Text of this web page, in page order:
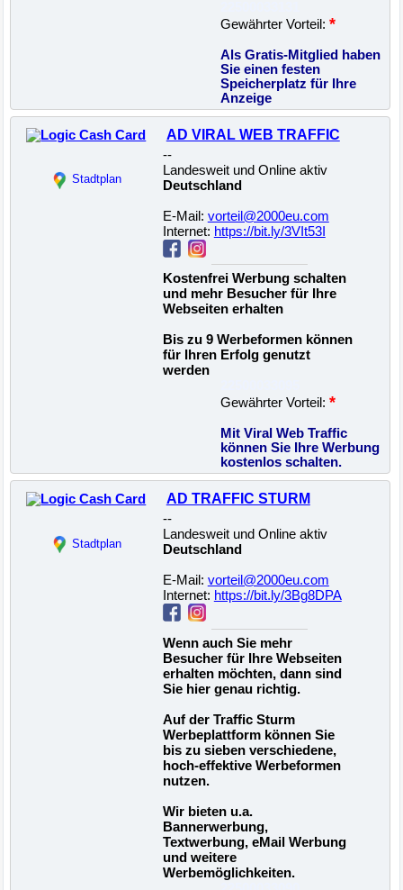
Gewährter Vorteil: *
Als Gratis-Mitglied haben
Sie einen festen
Speicherplatz für Ihre
Anzeige
Stadtplan
AD VIRAL WEB TRAFFIC
--
Landesweit und Online aktiv
Deutschland
E-Mail: vorteil@2000eu.com
Internet: https://bit.ly/3VIt53I
Kostenfrei Werbung schalten
und mehr Besucher für Ihre
Webseiten erhalten
Bis zu 9 Werbeformen können
für Ihren Erfolg genutzt
werden
Gewährter Vorteil: *
Mit Viral Web Traffic
können Sie Ihre Werbung
kostenlos schalten.
Stadtplan
AD TRAFFIC STURM
--
Landesweit und Online aktiv
Deutschland
E-Mail: vorteil@2000eu.com
Internet: https://bit.ly/3Bg8DPA
Wenn auch Sie mehr
Besucher für Ihre Webseiten
erhalten möchten, dann sind
Sie hier genau richtig.
Auf der Traffic Sturm
Werbeplattform können Sie
bis zu sieben verschiedene,
hoch-effektive Werbeformen
nutzen.
Wir bieten u.a.
Bannerwerbung,
Textwerbung, eMail Werbung
und weitere
Werbemöglichkeiten.